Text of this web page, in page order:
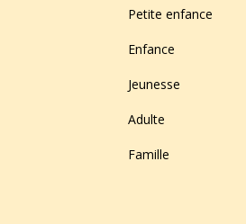
Petite enfance
Enfance
Jeunesse
Adulte
Famille